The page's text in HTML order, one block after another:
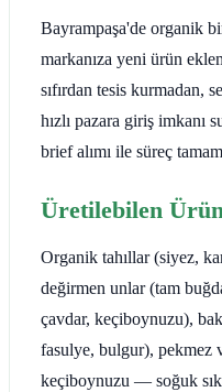
Bayrampaşa'de organik
markanıza yeni ürün
sıfırdan tesis kurmadan,
hızlı pazara giriş imkanı
brief alımı ile süreç
Üretilebilen
Organik tahıllar (siyez,
değirmen unlar (tam
çavdar, keçiboynuzu),
fasulye, bulgur), pekmez
keçiboynuzu — soğuk